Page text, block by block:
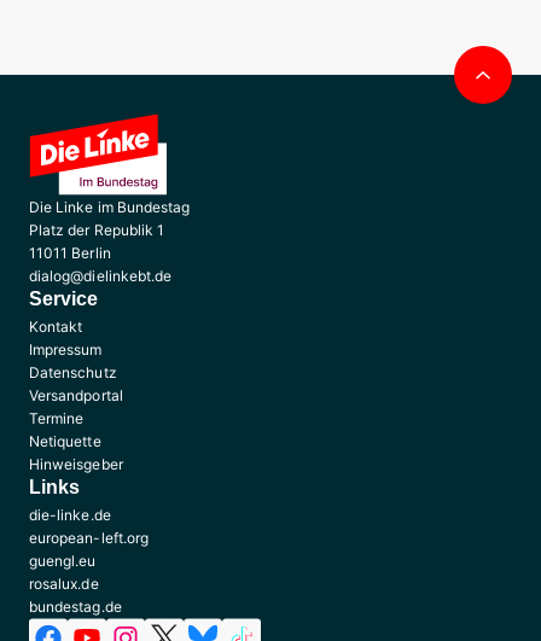
Die Linke im Bundestag
Platz der Republik 1
11011 Berlin
dialog@dielinkebt.de
Service
Kontakt
Impressum
Datenschutz
Versandportal
Termine
Netiquette
Hinweisgeber
Links
die-linke.de
european-left.org
guengl.eu
rosalux.de
bundestag.de